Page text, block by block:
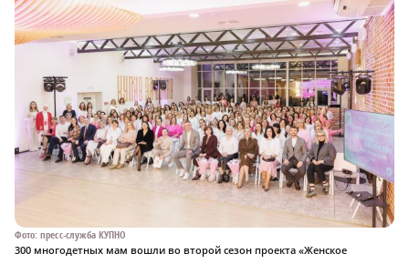
Фото: пресс-служба КУПНО
300 многодетных мам вошли во второй сезон проекта «Женское